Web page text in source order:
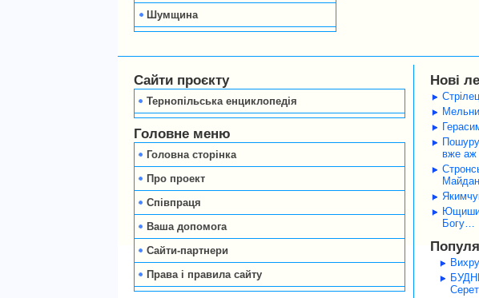
Шумщина
Сайти проєкту
Тернопільська енциклопедія
Головне меню
Головна сторінка
Про проект
Співпраця
Ваша допомога
Сайти-партнери
Права і правила сайту
Нові
вже аж
Богу…